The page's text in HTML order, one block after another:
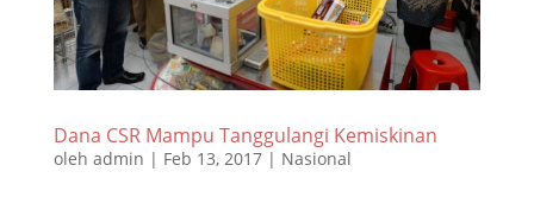
Dana CSR Mampu Tanggulangi Kemiskinan
oleh admin | Feb 13, 2017| Nasional